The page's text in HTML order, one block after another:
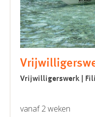
Vrijwilligerswerk |
vanaf 2 weken